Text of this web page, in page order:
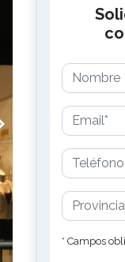
* Campos